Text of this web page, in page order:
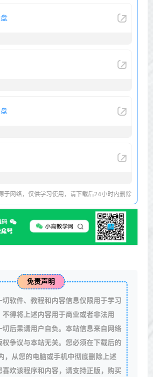
于网络，仅供学习使用，请下载后24小时内删除
免责声明
切软件、教程和内容信息仅限用于学习
不得将上述内容用于商业或者非法用
切后果请用户自负。本站信息来自网络
权争议与本站无关。您必须在下载后的
，从您的电脑或手机中彻底删除上述
喜欢该程序和内容，请支持正版，购买